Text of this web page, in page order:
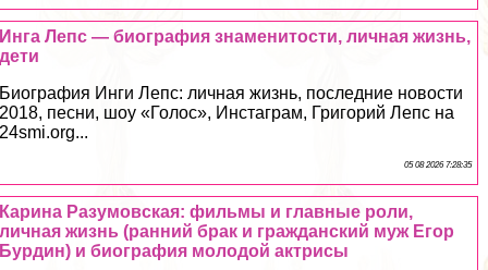
Инга Лепс — биография знаменитости, личная жизнь,
дети
Биография Инги Лепс: личная жизнь, последние новости
2018, песни, шоу «Голос», Инстаграм, Григорий Лепс на
24smi.org...
05 08 2026 7:28:35
Карина Разумовская: фильмы и главные роли,
личная жизнь (ранний бpaк и гражданский муж Егор
Бурдин) и биография молодой актрисы